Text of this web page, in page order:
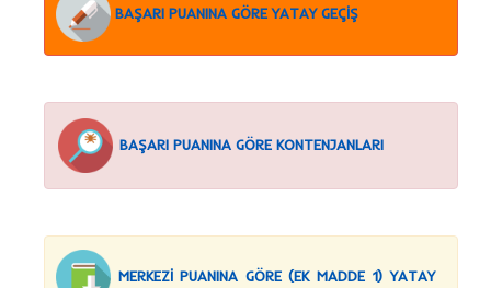
BAŞARI PUANINA GÖRE YATAY GEÇİŞ
BAŞARI PUANINA GÖRE KONTENJANLARI
MERKEZİ PUANINA GÖRE (EK MADDE 1) YATAY